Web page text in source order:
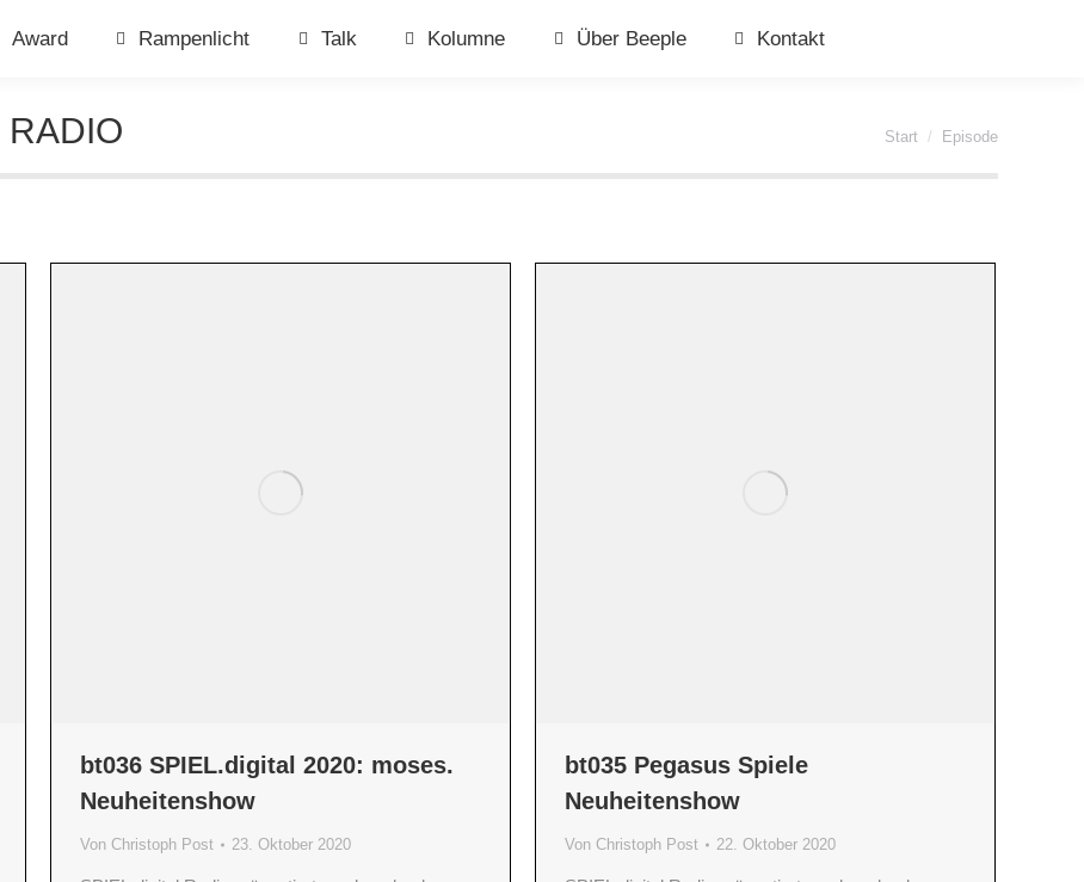
Award Rampenlicht Talk Kolumne Über Beeple Kontakt
RADIO Sie befinden sich hier:
Start Episode
bt036 SPIEL.digital 2020: moses.
Neuheitenshow
Von Christoph Post 23. Oktober 2020
bt035 Pegasus Spiele
Neuheitenshow
Von Christoph Post 22. Oktober 2020